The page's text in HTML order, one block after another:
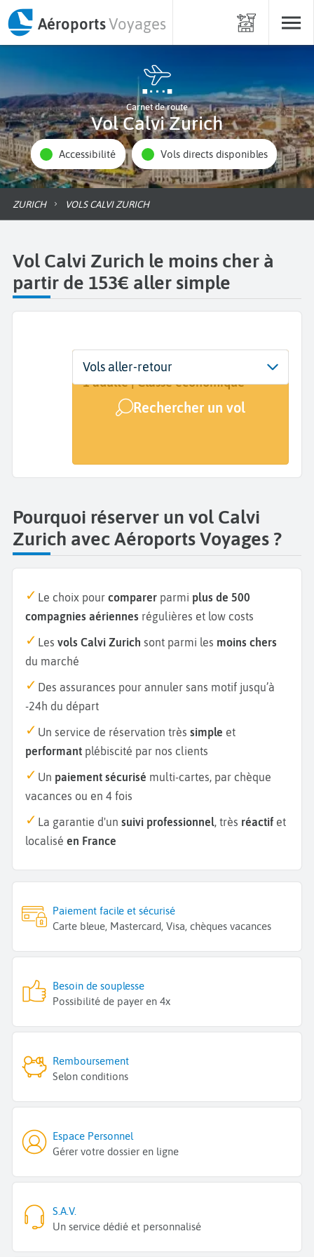
AéroportsVoyages
Carnet de route
Vol Calvi Zurich
Accessibilité Vols directs disponibles
ZURICH VOLS CALVI ZURICH
Vol Calvi Zurich le moins cher à
partir de 153€ aller simple
Départ
Calvi (CLY)
Dates
Dates de votre voyage
Voyageurs | Classe
1 adulte | Classe économique
Rechercher un vol
Vols aller-retour
Pourquoi réserver un vol Calvi
Zurich avec Aéroports Voyages ?
Le choix pour comparer parmi plus de 500
compagnies aériennes régulières et low costs
Les vols Calvi Zurich sont parmi les moins chers
du marché
Des assurances pour annuler sans motif jusqu’à
-24h du départ
Un service de réservation très simple et
performant plébiscité par nos clients
Un paiement sécurisé multi-cartes, par chèque
vacances ou en 4 fois
La garantie d'un suivi professionnel, très réactif et
localisé en France
Paiement facile et sécurisé
Carte bleue, Mastercard, Visa, chèques vacances
Besoin de souplesse
Possibilité de payer en 4x
Remboursement
Selon conditions
Espace Personnel
Gérer votre dossier en ligne
S.A.V.
Un service dédié et personnalisé